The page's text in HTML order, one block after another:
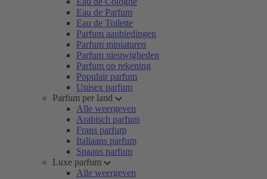
Eau de Parfum
Eau de Toilette
Parfum aanbiedingen
Parfum miniaturen
Parfum nieuwigheden
Parfum op rekening
Populair parfum
Unisex parfum
Parfum per land
Alle weergeven
Arabisch parfum
Frans parfum
Italiaans parfum
Spaans parfum
Luxe parfum
Alle weergeven